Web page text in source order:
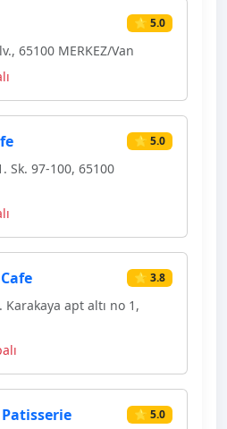
⭐ 5.0
65100 MERKEZ/Van
⭐ 5.0
Sk. 97-100, 65100
⭐ 3.8
apt altı no 1,
⭐ 5.0